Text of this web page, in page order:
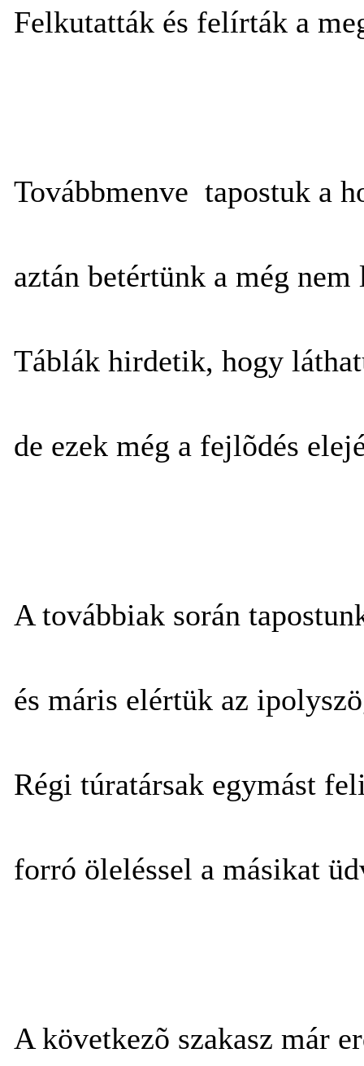
Felkutatták és felírták a
Továbbmenve tapostuk a
aztán betértünk a még
Táblák hirdetik, hogy
de ezek még a fejlõdés
A továbbiak során
és máris elértük az
Régi túratársak egymást
forró öleléssel a másikat
A következõ szakasz már